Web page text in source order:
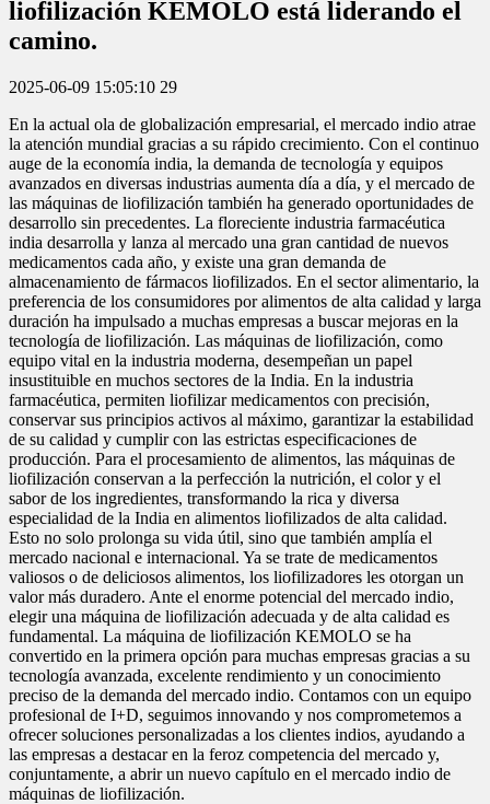
liofilización KEMOLO está liderando el
camino.
2025-06-09 15:05:10 29
En la actual ola de globalización empresarial, el mercado indio atrae
la atención mundial gracias a su rápido crecimiento. Con el continuo
auge de la economía india, la demanda de tecnología y equipos
avanzados en diversas industrias aumenta día a día, y el mercado de
las máquinas de liofilización también ha generado oportunidades de
desarrollo sin precedentes. La floreciente industria farmacéutica
india desarrolla y lanza al mercado una gran cantidad de nuevos
medicamentos cada año, y existe una gran demanda de
almacenamiento de fármacos liofilizados. En el sector alimentario, la
preferencia de los consumidores por alimentos de alta calidad y larga
duración ha impulsado a muchas empresas a buscar mejoras en la
tecnología de liofilización. Las máquinas de liofilización, como
equipo vital en la industria moderna, desempeñan un papel
insustituible en muchos sectores de la India. En la industria
farmacéutica, permiten liofilizar medicamentos con precisión,
conservar sus principios activos al máximo, garantizar la estabilidad
de su calidad y cumplir con las estrictas especificaciones de
producción. Para el procesamiento de alimentos, las máquinas de
liofilización conservan a la perfección la nutrición, el color y el
sabor de los ingredientes, transformando la rica y diversa
especialidad de la India en alimentos liofilizados de alta calidad.
Esto no solo prolonga su vida útil, sino que también amplía el
mercado nacional e internacional. Ya se trate de medicamentos
valiosos o de deliciosos alimentos, los liofilizadores les otorgan un
valor más duradero. Ante el enorme potencial del mercado indio,
elegir una máquina de liofilización adecuada y de alta calidad es
fundamental. La máquina de liofilización KEMOLO se ha
convertido en la primera opción para muchas empresas gracias a su
tecnología avanzada, excelente rendimiento y un conocimiento
preciso de la demanda del mercado indio. Contamos con un equipo
profesional de I+D, seguimos innovando y nos comprometemos a
ofrecer soluciones personalizadas a los clientes indios, ayudando a
las empresas a destacar en la feroz competencia del mercado y,
conjuntamente, a abrir un nuevo capítulo en el mercado indio de
máquinas de liofilización.